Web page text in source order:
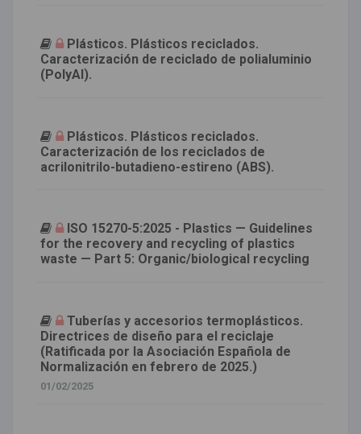
Plásticos. Plásticos reciclados.
Caracterización de reciclado de polialuminio
(PolyAl).
Plásticos. Plásticos reciclados.
Caracterización de los reciclados de
acrilonitrilo-butadieno-estireno (ABS).
ISO 15270-5:2025 - Plastics — Guidelines
for the recovery and recycling of plastics
waste — Part 5: Organic/biological recycling
Tuberías y accesorios termoplásticos.
Directrices de diseño para el reciclaje
(Ratificada por la Asociación Española de
Normalización en febrero de 2025.)
01/02/2025